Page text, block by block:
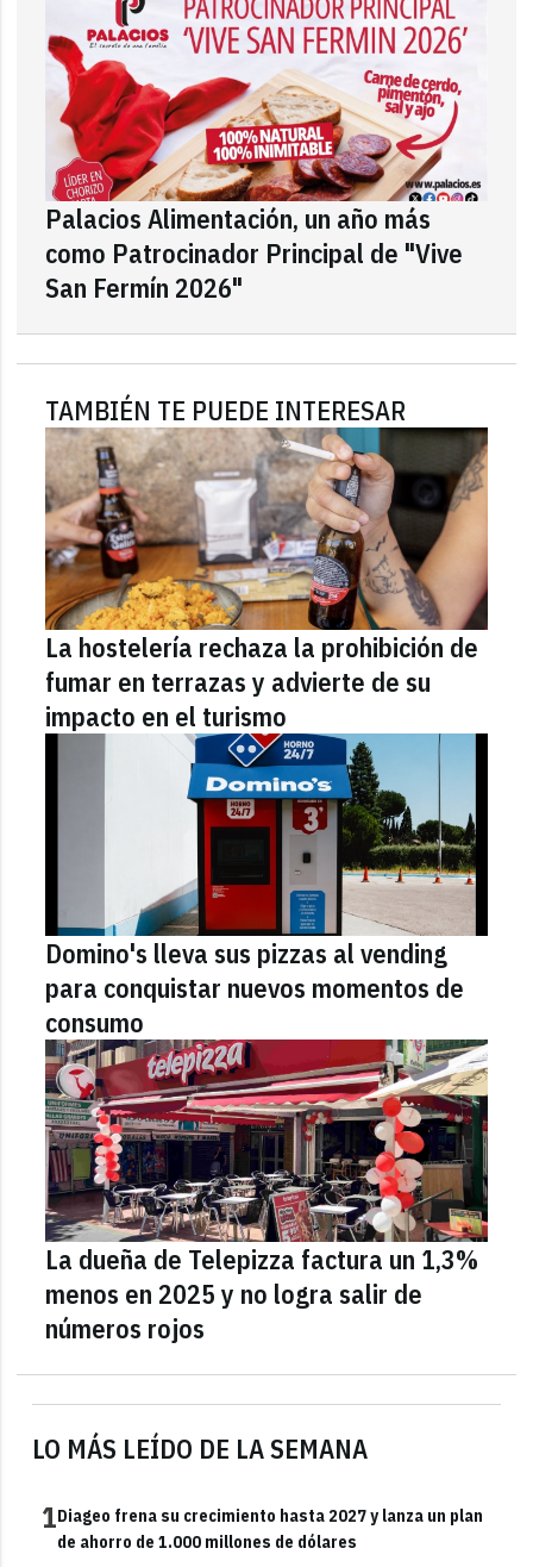
LO MÁS LEÍDO DE LA SEMANA
1Diageo frena su crecimiento hasta 2027 y lanza un plan
de ahorro de 1.000 millones de dólares
Palacios Alimentación, un año más
como Patrocinador Principal de "Vive
San Fermín 2026"
TAMBIÉN TE PUEDE INTERESAR
La hostelería rechaza la prohibición de
fumar en terrazas y advierte de su
impacto en el turismo
Domino's lleva sus pizzas al vending
para conquistar nuevos momentos de
consumo
La dueña de Telepizza factura un 1,3%
menos en 2025 y no logra salir de
números rojos